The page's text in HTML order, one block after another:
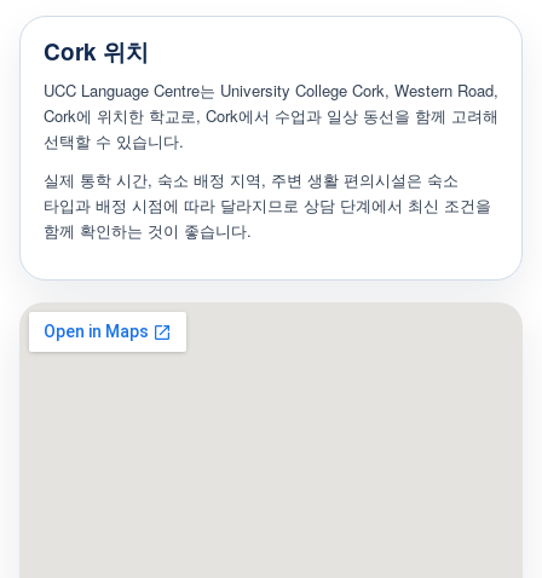
Cork 위치
UCC Language Centre는 University College Cork, Western Road,
Cork에 위치한 학교로, Cork에서 수업과 일상 동선을 함께 고려해
선택할 수 있습니다.
실제 통학 시간, 숙소 배정 지역, 주변 생활 편의시설은 숙소
타입과 배정 시점에 따라 달라지므로 상담 단계에서 최신 조건을
함께 확인하는 것이 좋습니다.